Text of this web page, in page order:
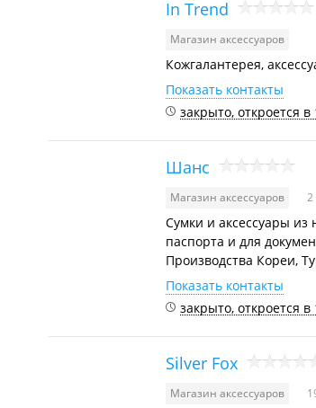
In Trend
Магазин аксессуаров
Кожгалантерея,
Показать контакты
закрыто, откроется в
Шанс
Магазин аксессуаров 2
Сумки и аксессуары из
паспорта и для
Производства Кореи,
Показать контакты
закрыто, откроется в
Silver Fox
Магазин аксессуаров